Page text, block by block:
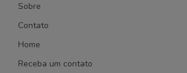
Sobre
Contato
Home
Receba um contato